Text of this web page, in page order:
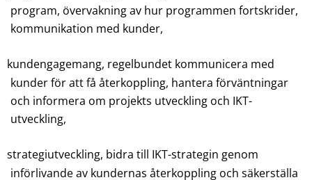
program, övervakning av hur programmen fortskrider,
kommunikation med kunder,
kundengagemang, regelbundet kommunicera med
kunder för att få återkoppling, hantera förväntningar
och informera om projekts utveckling och IKT-
utveckling,
strategiutveckling, bidra till IKT-strategin genom
införlivande av kundernas återkoppling och säkerställa